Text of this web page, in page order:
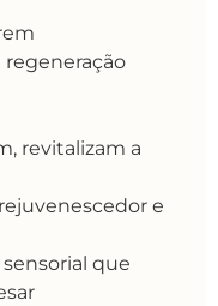
revitalizam a
e
que